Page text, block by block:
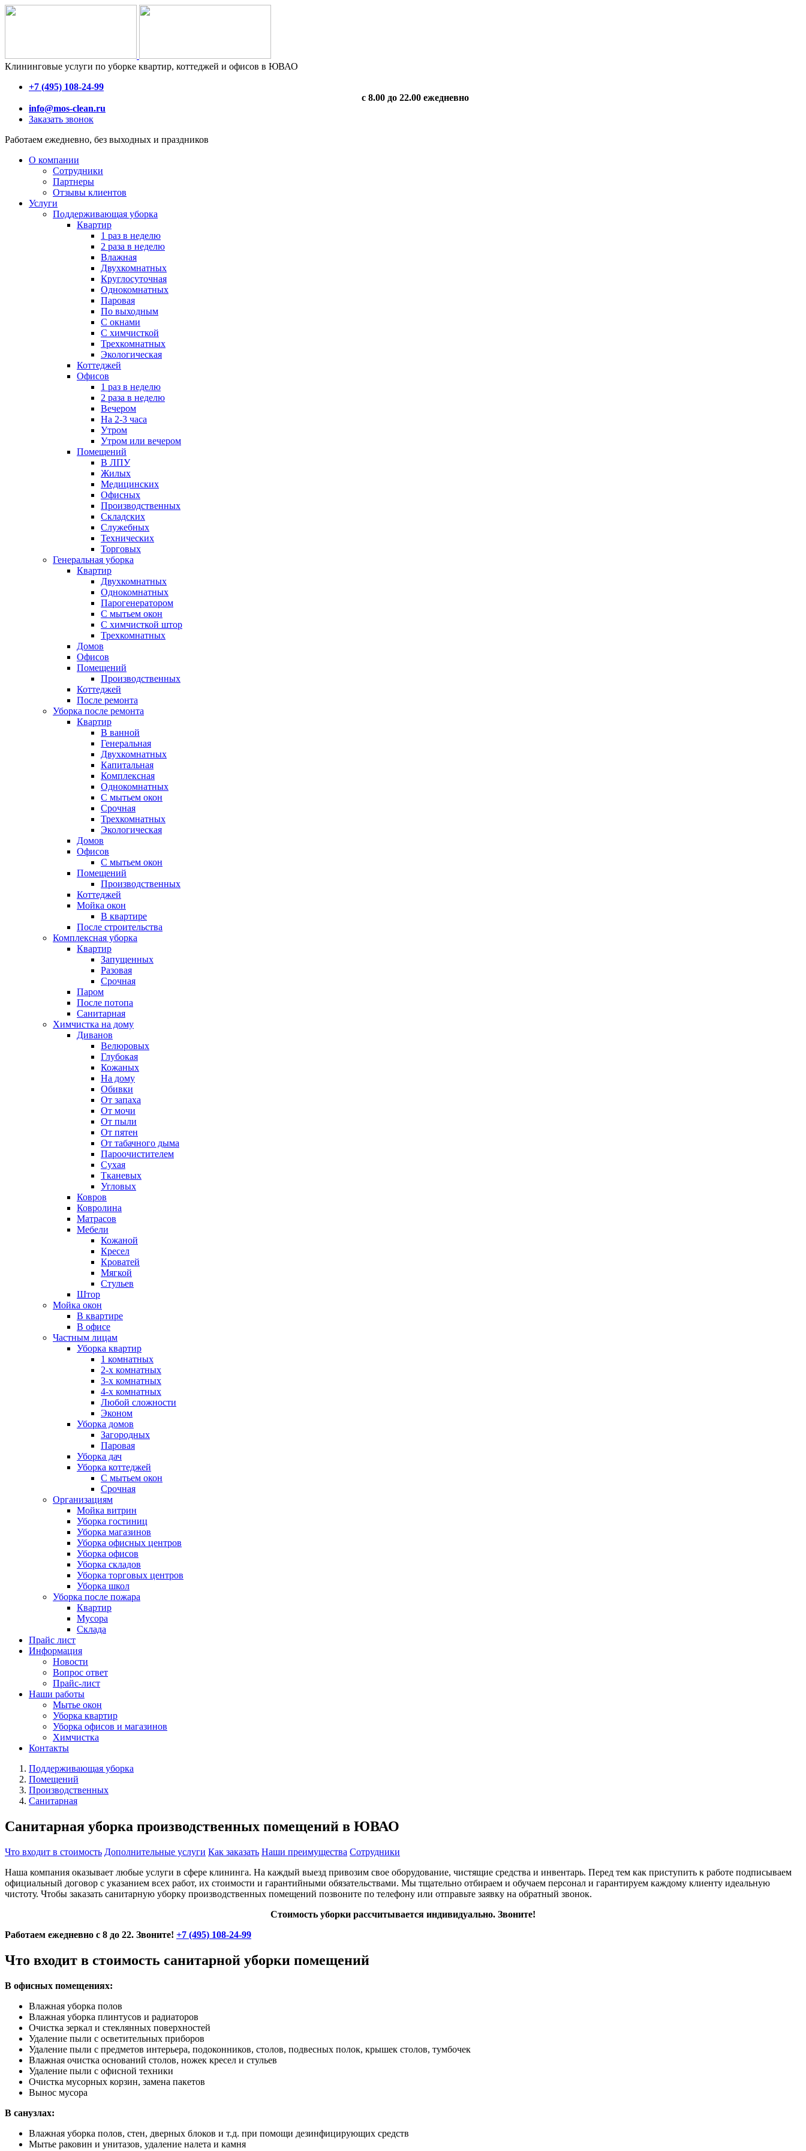
Клининговые услуги по уборке квартир, коттеджей и офисов в ЮВАО
+7 (495) 108-24-99
с 8.00 до 22.00 ежедневно
info@mos-clean.ru
Заказать звонок
Работаем ежедневно, без выходных и праздников
О компании
Сотрудники
Партнеры
Отзывы клиентов
Услуги
Поддерживающая уборка
Квартир
1 раз в неделю
2 раза в неделю
Влажная
Двухкомнатных
Круглосуточная
Однокомнатных
Паровая
По выходным
С окнами
С химчисткой
Трехкомнатных
Экологическая
Коттеджей
Офисов
1 раз в неделю
2 раза в неделю
Вечером
На 2-3 часа
Утром
Утром или вечером
Помещений
В ЛПУ
Жилых
Медицинских
Офисных
Производственных
Складских
Служебных
Технических
Торговых
Генеральная уборка
Квартир
Двухкомнатных
Однокомнатных
Парогенератором
С мытьем окон
С химчисткой штор
Трехкомнатных
Домов
Офисов
Помещений
Производственных
Коттеджей
После ремонта
Уборка после ремонта
Квартир
В ванной
Генеральная
Двухкомнатных
Капитальная
Комплексная
Однокомнатных
С мытьем окон
Срочная
Трехкомнатных
Экологическая
Домов
Офисов
С мытьем окон
Помещений
Производственных
Коттеджей
Мойка окон
В квартире
После строительства
Комплексная уборка
Квартир
Запущенных
Разовая
Срочная
Паром
После потопа
Санитарная
Химчистка на дому
Диванов
Велюровых
Глубокая
Кожаных
На дому
Обивки
От запаха
От мочи
От пыли
От пятен
От табачного дыма
Пароочистителем
Сухая
Тканевых
Угловых
Ковров
Ковролина
Матрасов
Мебели
Кожаной
Кресел
Кроватей
Мягкой
Стульев
Штор
Мойка окон
В квартире
В офисе
Частным лицам
Уборка квартир
1 комнатных
2-х комнатных
3-х комнатных
4-х комнатных
Любой сложности
Эконом
Уборка домов
Загородных
Паровая
Уборка дач
Уборка коттеджей
С мытьем окон
Срочная
Организациям
Мойка витрин
Уборка гостиниц
Уборка магазинов
Уборка офисных центров
Уборка офисов
Уборка складов
Уборка торговых центров
Уборка школ
Уборка после пожара
Квартир
Мусора
Склада
Прайс лист
Информация
Новости
Вопрос ответ
Прайс-лист
Наши работы
Мытье окон
Уборка квартир
Уборка офисов и магазинов
Химчистка
Контакты
Поддерживающая уборка
Помещений
Производственных
Санитарная
Санитарная уборка производственных помещений в ЮВАО
Что входит в стоимость Дополнительные услуги Как заказать Наши преимущества Сотрудники
Наша компания оказывает любые услуги в сфере клининга. На каждый выезд привозим свое оборудование, чистящие средства и инвентарь. Перед тем как приступить к работе подписываем
официальный договор с указанием всех работ, их стоимости и гарантийными обязательствами. Мы тщательно отбираем и обучаем персонал и гарантируем каждому клиенту идеальную
чистоту. Чтобы заказать санитарную уборку производственных помещений позвоните по телефону или отправьте заявку на обратный звонок.
Стоимость уборки рассчитывается индивидуально. Звоните!
Работаем ежедневно с 8 до 22. Звоните! +7 (495) 108-24-99
Что входит в стоимость санитарной уборки помещений
В офисных помещениях:
Влажная уборка полов
Влажная уборка плинтусов и радиаторов
Очистка зеркал и стеклянных поверхностей
Удаление пыли с осветительных приборов
Удаление пыли с предметов интерьера, подоконников, столов, подвесных полок, крышек столов, тумбочек
Влажная очистка оснований столов, ножек кресел и стульев
Удаление пыли с офисной техники
Очистка мусорных корзин, замена пакетов
Вынос мусора
В санузлах:
Влажная уборка полов, стен, дверных блоков и т.д. при помощи дезинфицирующих средств
Мытье раковин и унитазов, удаление налета и камня